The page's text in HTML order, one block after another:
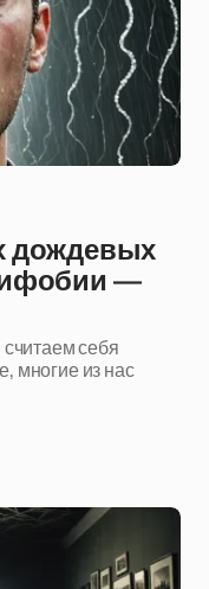
дождевых
—
себя
многие из нас